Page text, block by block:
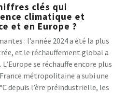
clés qui
climatique et
et en Europe ?
: l’année 2024 a été la plus
et le réchauffement global a
se réchauffe encore plus
métropolitaine a subi une
depuis l’ère préindustrielle, les